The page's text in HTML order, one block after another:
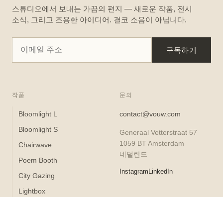
스튜디오에서 보내는 가끔의 편지 — 새로운 작품, 전시
소식, 그리고 조용한 아이디어. 결코 소음이 아닙니다.
구독하기
작품
Bloomlight L
Bloomlight S
Chairwave
Poem Booth
City Gazing
Lightbox
문의
contact@vouw.com
Generaal Vetterstraat 57
1059 BT Amsterdam
네덜란드
Instagram LinkedIn